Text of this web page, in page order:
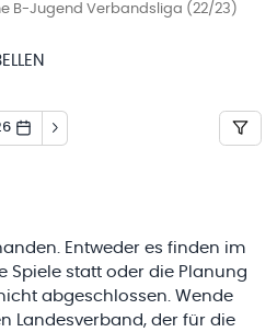
B-Jugend Verbandsliga (22/23)
Entweder es finden im
Spiele statt oder die Planung
abgeschlossen. Wende
Landesverband, der für die